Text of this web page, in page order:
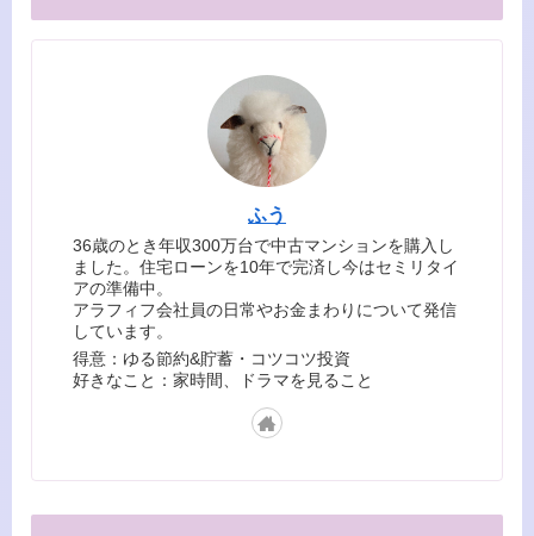
ふう
36歳のとき年収300万台で中古マンションを購入し
ました。住宅ローンを10年で完済し今はセミリタイ
アの準備中。
アラフィフ会社員の日常やお金まわりについて発信
しています。
得意：ゆる節約&貯蓄・コツコツ投資
好きなこと：家時間、ドラマを見ること